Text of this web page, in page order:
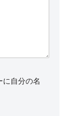
に自分の名